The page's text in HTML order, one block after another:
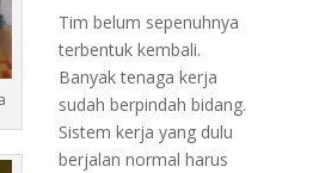
Tim belum sepenuhnya
terbentuk kembali.
Banyak tenaga kerja
sudah berpindah bidang.
Sistem kerja yang dulu
berjalan normal harus